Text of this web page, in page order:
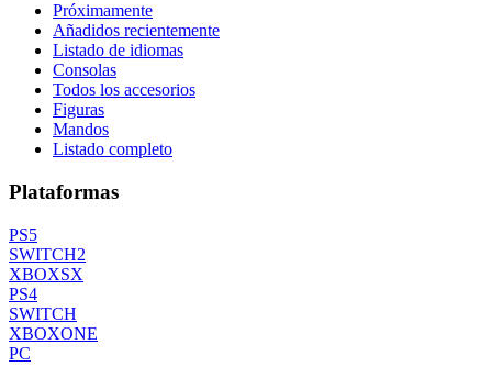
Próximamente
Añadidos recientemente
Listado de idiomas
Consolas
Todos los accesorios
Figuras
Mandos
Listado completo
Plataformas
PS5
SWITCH2
XBOXSX
PS4
SWITCH
XBOXONE
PC